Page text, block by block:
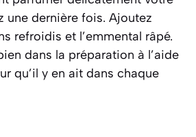
une dernière fois. Ajoutez
refroidis et l’emmental râpé.
dans la préparation à l’aide
qu’il y en ait dans chaque